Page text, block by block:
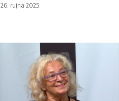
26. rujna 2025.